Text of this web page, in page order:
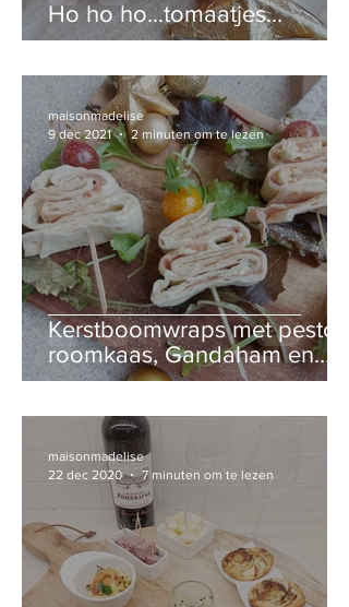
Ho ho ho...tomaatjes...
Kerstboomwraps met pesto-
roomkaas, Gandaham en
tomaat
maisonmadelise
9 dec 2021
2 minuten om te lezen
maisonmadelise
22 dec 2020
7 minuten om te lezen